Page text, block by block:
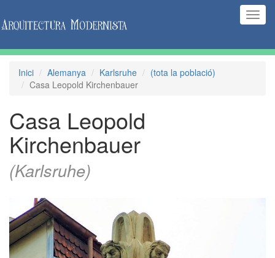
Inici Alemanya Karlsruhe
(tota la població)
Casa Leopold Kirchenbauer
Casa Leopold
Kirchenbauer
(Karlsruhe)